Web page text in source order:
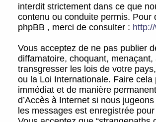
interdit strictement dans ce que
contenu ou conduite permis.
phpBB , merci de consulter :
Vous acceptez de ne pas publier
diffamatoire, choquant,
transgresser les lois de votre
ou la Loi Internationale. Faire
immédiat et de manière
d’Accès à Internet si nous
les messages est enregistrée